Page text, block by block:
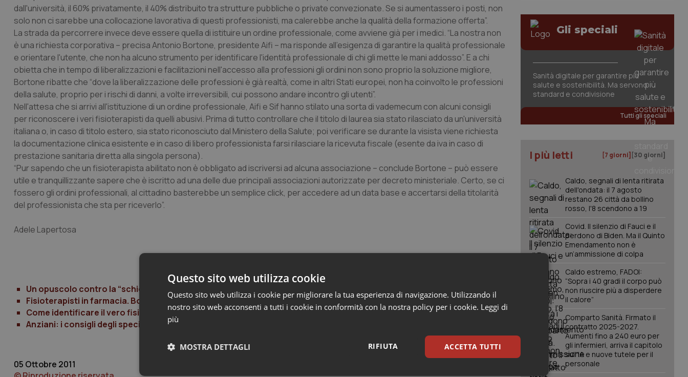
dall'università, il 60% privatamente, il 40% distribuito tra strutture pubbliche o private convezionate. Se si aumentassero i posti, non
solo non ci sarebbe una collocazione lavorativa di questi professionisti, ma calerebbe anche la qualità della formazione offerta”.
La strada da percorrere invece deve essere quella di istituire un ordine professionale, come avviene già per i medici. “La nostra non
è una richiesta corporativa – precisa Antonio Bortone, presidente Aifi – ma risponde all'esigenza di garantire la qualità professionale
e orientare l'utente, che non ha alcuno strumento per identificare l'identità professionale di chi gli mette le mani addosso”. E a chi
obietta che in tempo di liberalizzazioni e facilitazioni nell'accesso alla professioni gli ordini non sono proprio la soluzione migliore,
Bortone ribatte che “dove la liberalizzazione delle professioni è già realtà, come in altri Stati europei, non ha coinvolto le professioni
della salute, proprio per i rischi di danni, a volte irreversibili, cui possono andare incontro gli utenti”.
Nell'attesa che si arrivi all'istituzione di un ordine professionale, Aifi e Sif hanno stilato una sorta di vademecum con alcuni consigli
per riconoscere i veri fisioterapisti da quelli abusivi. Prima di tutto controllare che il titolo di laurea sia stato rilasciato da un'università
italiana o, in caso di titolo estero, sia stato riconosciuto dal Ministero della Salute; poi verificare se durante la visista viene richiesta
la documentazione clinica esistente e in caso di libero professionista farsi rilasciare la ricevuta fiscale (esente da iva in caso di
prestazione sanitaria diretta alla singola persona).
“Pur sapendo che un fisioterapista abilitato non è obbligato ad iscriversi ad alcuna associazione – conclude Bortone – può essere
utile e tranquillizzante sapere che è iscritto ad una delle due principali associazioni autorizzate per decreto ministeriale. Certo, se ci
fossero gli ordini professionali, al cittadino basterebbe un semplice click, per accedere ad un data base e accertarsi della titolarità
del professionista che sta per riceverlo”.
Adele Lapertosa
Un opuscolo contro la “schiena curva” a scuola
Fisioterapisti in farmacia. Bortone (Aifi): “Al lavoro con i farmacisti per elaborare una proposta”
Come identificare il vero fisioterapista
Anziani: i consigli degli specialisti per evitare incidenti domestici
05 Ottobre 2011
Gli speciali
Sanità digitale per garantire più
salute e sostenibilità. Ma servono
standard e condivisione
Tutti gli speciali
I più letti [7 giorni] [30 giorni]
Caldo, segnali di lenta ritirata
dell'ondata: il 7 agosto
restano 26 città da bollino
rosso, l'8 scendono a 19
Covid. Il silenzio di Fauci e il
perdono di Biden. Ma il Quinto
Emendamento non è
un’ammissione di colpa
Caldo estremo, FADOI:
“Sopra i 40 gradi il corpo può
non riuscire più a disperdere
il calore”
Comparto Sanità. Firmato il
contratto 2025-2027.
Aumenti fino a 240 euro per
gli infermieri, arriva il capitolo
sull'IA e nuove tutele per il
personale
Questo sito web utilizza cookie
Questo sito web utilizza i cookie per migliorare la tua esperienza di navigazione. Utilizzando il
nostro sito web acconsenti a tutti i cookie in conformità con la nostra policy per i cookie. Leggi di
più
ACCETTA TUTTI
RIFIUTA
MOSTRA DETTAGLI